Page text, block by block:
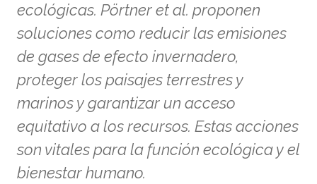
ecológicas. Pörtner et al. proponen
soluciones como reducir las emisiones
de gases de efecto invernadero,
proteger los paisajes terrestres y
marinos y garantizar un acceso
equitativo a los recursos. Estas acciones
son vitales para la función ecológica y el
bienestar humano.